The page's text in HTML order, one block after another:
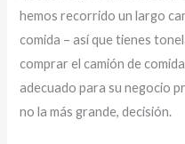
hemos recorrido un largo
comida – así que tienes
comprar el camión de
adecuado para su negocio
no la más grande, decisión.